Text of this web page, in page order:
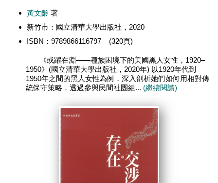
黃文齡著
新竹市：國立清華大學出版社，2020
ISBN：9789866116797 (320頁)
《或躍在淵——種族困境下的美國黑人女性，1920–
1950》(國立清華大學出版社，2020年) 以1920年代到
1950年之間的黑人女性為例，深入剖析她們如何用相對傳
統保守策略，透過參與民間社團組... (繼續閱讀)